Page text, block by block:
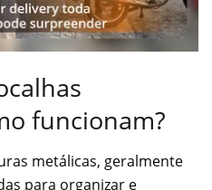
funcionam?
metálicas, geralmente
para organizar e